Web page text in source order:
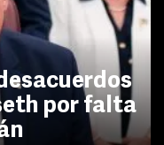
por falta